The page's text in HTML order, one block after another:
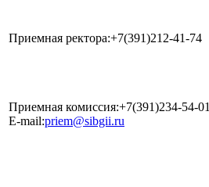
Приемная ректора:+7(391)212-41-74
Приемная комиссия:+7(391)234-54-01
E-mail:priem@sibgii.ru